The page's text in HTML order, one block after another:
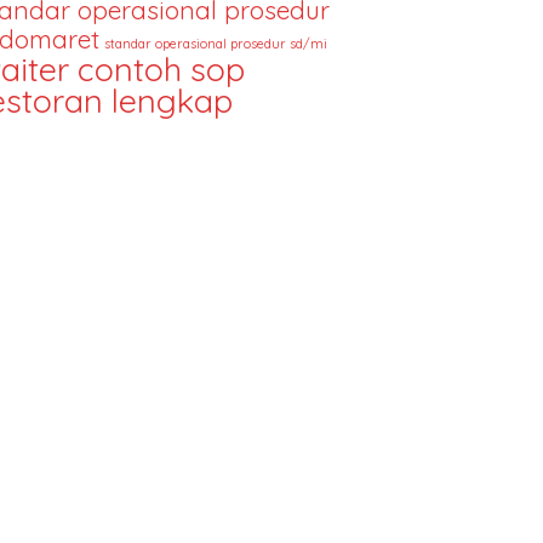
operasional prosedur
standar operasional prosedur sd/mi
contoh sop
lengkap